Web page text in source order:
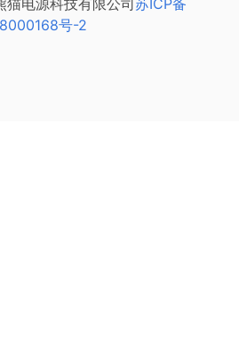
猫电源科技有限公司 苏ICP备
号-2